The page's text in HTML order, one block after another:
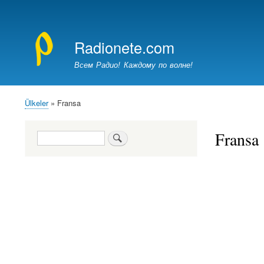
hesap
menüsü
Radionete.com
Всем Радио! Каждому по волне!
Sayfa
Ülkeler Fransa
Fransa
Ara